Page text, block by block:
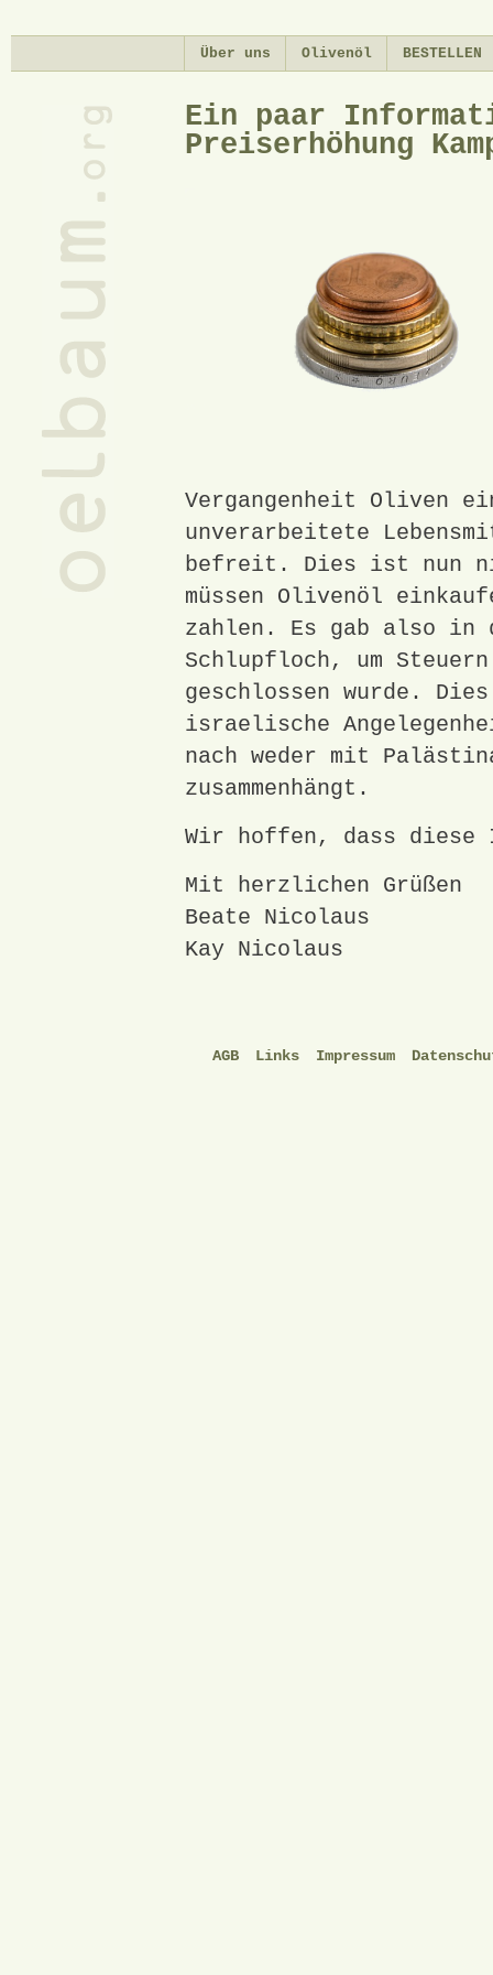
Über uns Olivenöl BESTELLEN
Ein paar
Preiserhöhung
Vergangenheit Oliven
unverarbeitete
befreit. Dies ist nun
müssen Olivenöl
zahlen. Es gab also in
Schlupfloch, um
geschlossen wurde.
israelische
nach weder mit
zusammenhängt.
Wir hoffen, dass
Mit herzlichen Grüßen
Beate Nicolaus
Kay Nicolaus
AGB Links Impressum